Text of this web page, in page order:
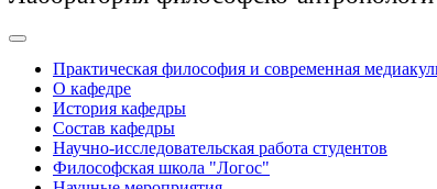
Практическая философия и современная
О кафедре
История кафедры
Состав кафедры
Научно-исследовательская работа студентов
Философская школа "Логос"